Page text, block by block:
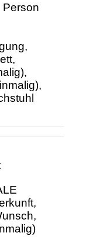
Person